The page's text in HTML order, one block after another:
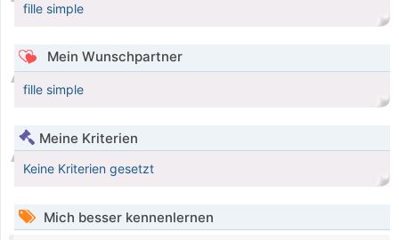
fille simple
Mein Wunschpartner
fille simple
Meine Kriterien
Keine Kriterien gesetzt
Mich besser kennenlernen